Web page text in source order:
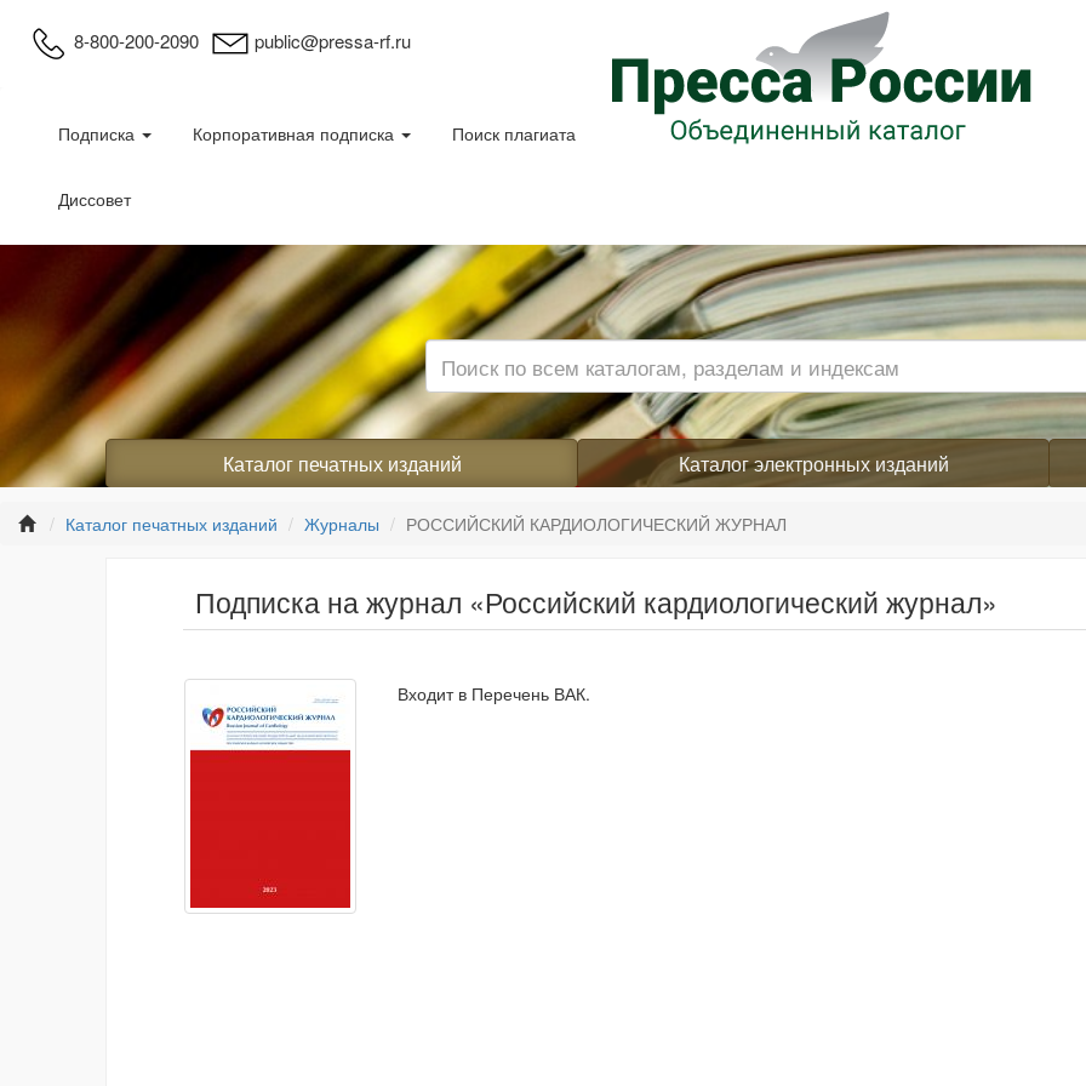
8-800-200-2090 public@pressa-rf.ru
Подписка Корпоративная подписка Поиск плагиата
Диссовет
Каталог печатных изданий Каталог электронных изданий
Каталог печатных изданий Журналы РОССИЙСКИЙ КАРДИОЛОГИЧЕСКИЙ ЖУРНАЛ
Подписка на журнал «Российский кардиологический журнал»
Входит в Перечень ВАК.